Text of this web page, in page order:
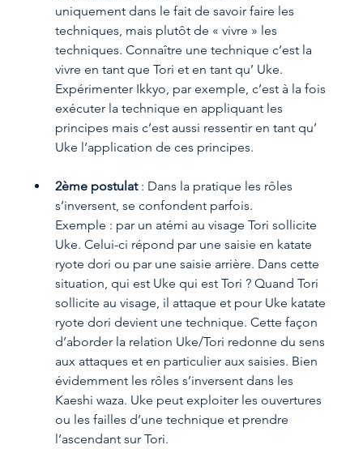
uniquement dans le fait de savoir faire les
techniques, mais plutôt de « vivre » les
techniques. Connaître une technique c’est la
vivre en tant que Tori et en tant qu’ Uke.
Expérimenter Ikkyo, par exemple, c’est à la fois
exécuter la technique en appliquant les
principes mais c’est aussi ressentir en tant qu’
Uke l’application de ces principes.
2ème postulat : Dans la pratique les rôles
s’inversent, se confondent parfois.
Exemple : par un atémi au visage Tori sollicite
Uke. Celui-ci répond par une saisie en katate
ryote dori ou par une saisie arrière. Dans cette
situation, qui est Uke qui est Tori ? Quand Tori
sollicite au visage, il attaque et pour Uke katate
ryote dori devient une technique. Cette façon
d’aborder la relation Uke/Tori redonne du sens
aux attaques et en particulier aux saisies. Bien
évidemment les rôles s’inversent dans les
Kaeshi waza. Uke peut exploiter les ouvertures
ou les failles d’une technique et prendre
l’ascendant sur Tori.